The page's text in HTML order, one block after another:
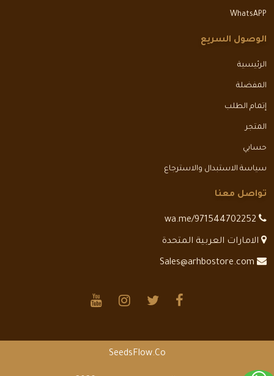
WhatsAPP
الوصول السريع
الرئيسية
المفضلة
إتمام الطلب
المتجر
حسابي
سياسة الاستبدال والاسترجاع
تواصل معنا
الامارات العربية المتحدة
SeedsFlow.Co